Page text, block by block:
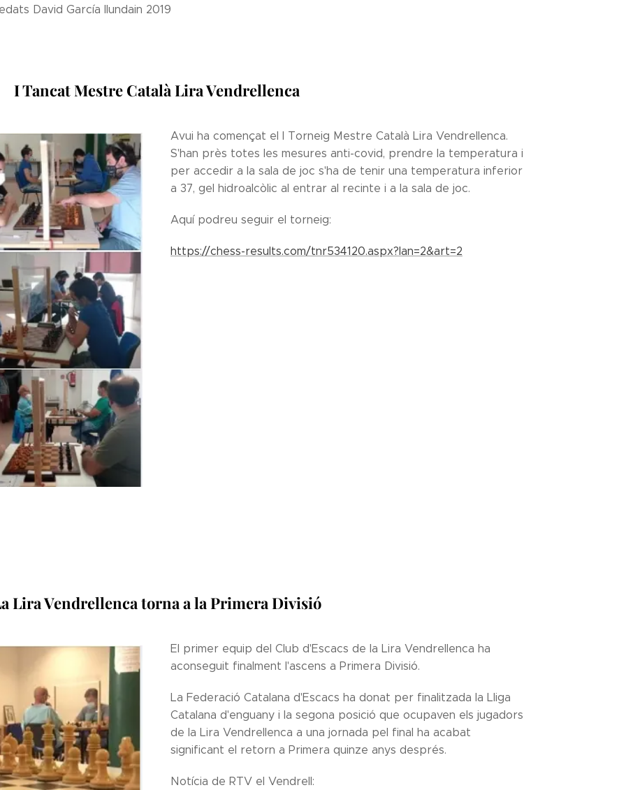
David García Ilundain 2019
I Tancat Mestre Català Lira Vendrellenca
Avui ha començat el I Torneig Mestre Català Lira Vendrellenca.
S'han près totes les mesures anti-covid, prendre la temperatura i
per accedir a la sala de joc s'ha de tenir una temperatura inferior
a 37, gel hidroalcòlic al entrar al recinte i a la sala de joc.
Aquí podreu seguir el torneig:
https://chess-results.com/tnr534120.aspx?lan=2&art=2
Lira Vendrellenca torna a la Primera Divisió
El primer equip del Club d'Escacs de la Lira Vendrellenca ha
aconseguit finalment l'ascens a Primera Divisió.
La Federació Catalana d'Escacs ha donat per finalitzada la Lliga
Catalana d'enguany i la segona posició que ocupaven els jugadors
de la Lira Vendrellenca a una jornada pel final ha acabat
significant el retorn a Primera quinze anys després.
Notícia de RTV el Vendrell: